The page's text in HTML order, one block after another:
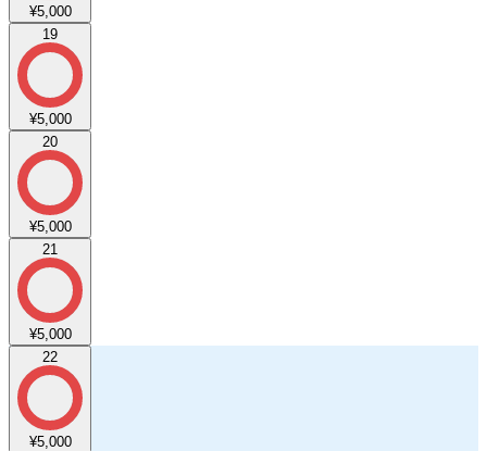
¥5,000
19
¥5,000
20
¥5,000
21
¥5,000
22
¥5,000